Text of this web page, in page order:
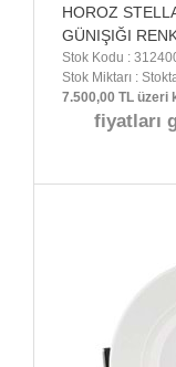
HOROZ
GÜNIŞIĞI
Stok Kodu :
Stok Miktarı :
7.500,00 TL üzeri
fiyatları